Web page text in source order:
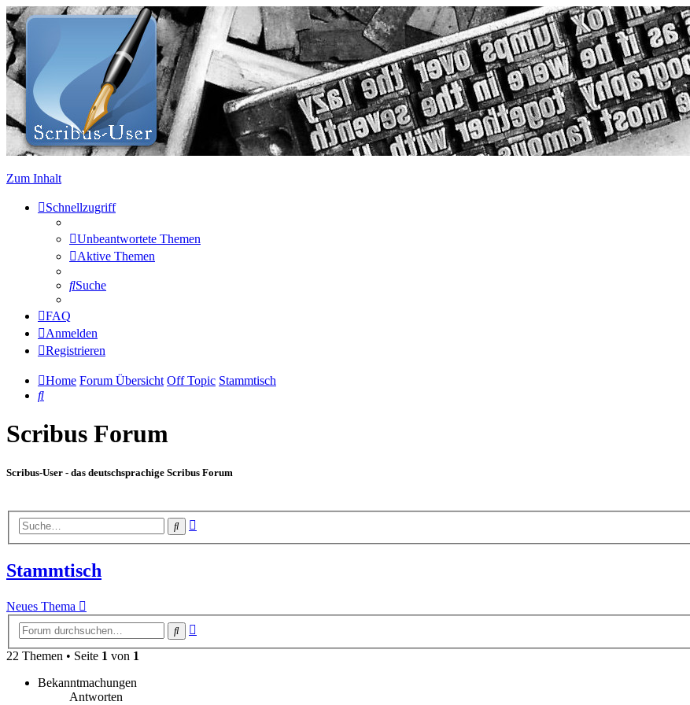
Zum Inhalt
Schnellzugriff
Unbeantwortete Themen
Aktive Themen
Suche
FAQ
Anmelden
Registrieren
Home Forum Übersicht Off Topic Stammtisch
Suche
Scribus Forum
Scribus-User - das deutschsprachige Scribus Forum
Suche
Stammtisch
Neues Thema
Suche
22 Themen • Seite 1 von 1
Bekanntmachungen
Antworten